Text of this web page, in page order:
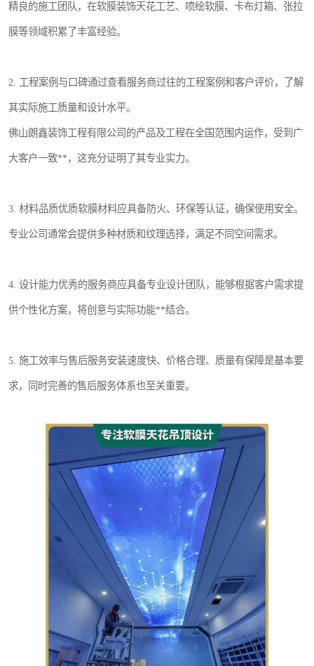
精良的施工团队，在软膜装饰天花工艺、喷绘软膜、卡布灯箱、张拉
膜等领域积累了丰富经验。
2. 工程案例与口碑通过查看服务商过往的工程案例和客户评价，了解
其实际施工质量和设计水平。
佛山朗鑫装饰工程有限公司的产品及工程在全国范围内运作，受到广
大客户一致**，这充分证明了其专业实力。
3. 材料品质优质软膜材料应具备防火、环保等认证，确保使用安全。
专业公司通常会提供多种材质和纹理选择，满足不同空间需求。
4. 设计能力优秀的服务商应具备专业设计团队，能够根据客户需求提
供个性化方案，将创意与实际功能**结合。
5. 施工效率与售后服务安装速度快、价格合理、质量有保障是基本要
求，同时完善的售后服务体系也至关重要。